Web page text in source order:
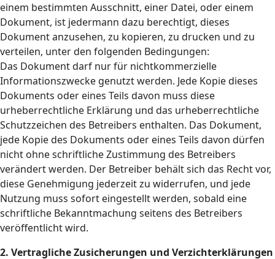
einem bestimmten Ausschnitt, einer Datei, oder einem
Dokument, ist jedermann dazu berechtigt, dieses
Dokument anzusehen, zu kopieren, zu drucken und zu
verteilen, unter den folgenden Bedingungen:
Das Dokument darf nur für nichtkommerzielle
Informationszwecke genutzt werden. Jede Kopie dieses
Dokuments oder eines Teils davon muss diese
urheberrechtliche Erklärung und das urheberrechtliche
Schutzzeichen des Betreibers enthalten. Das Dokument,
jede Kopie des Dokuments oder eines Teils davon dürfen
nicht ohne schriftliche Zustimmung des Betreibers
verändert werden. Der Betreiber behält sich das Recht vor,
diese Genehmigung jederzeit zu widerrufen, und jede
Nutzung muss sofort eingestellt werden, sobald eine
schriftliche Bekanntmachung seitens des Betreibers
veröffentlicht wird.
2. Vertragliche Zusicherungen und Verzichterklärungen